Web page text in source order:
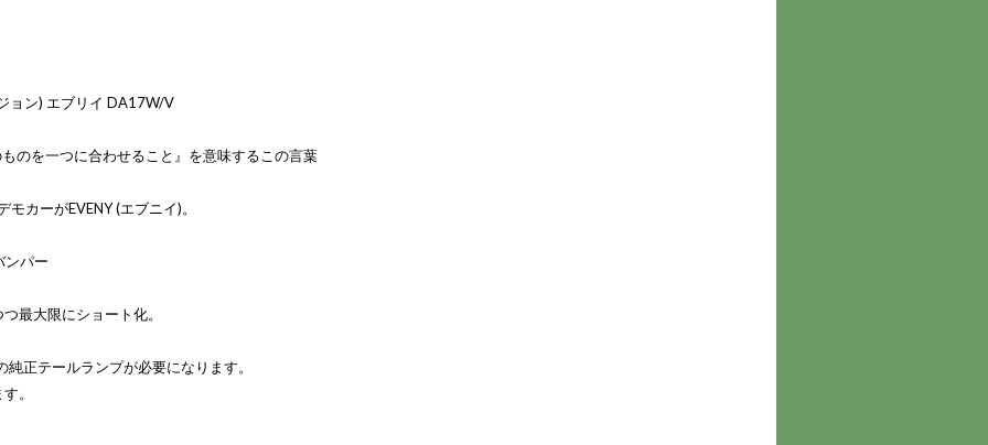
ョン) エブリイ DA17W/V
のを一つに合わせること』を意味するこの言葉
カーがEVENY (エブニイ)。
ンパー
最大限にショート化。
正テールランプが必要になります。
。